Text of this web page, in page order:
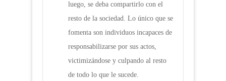
luego, se deba compartirlo con el
resto de la sociedad. Lo único que se
fomenta son individuos incapaces de
responsabilizarse por sus actos,
victimizándose y culpando al resto
de todo lo que le sucede.